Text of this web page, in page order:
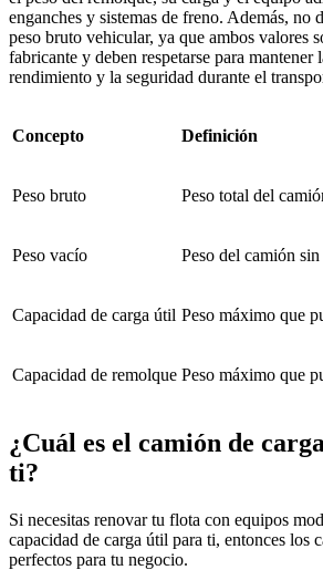
enganches y sistemas de freno. Además, no
peso bruto vehicular, ya que ambos valores
fabricante y deben respetarse para mantener
rendimiento y la seguridad durante el
Concepto Definición
Peso bruto Peso total del
Peso vacío Peso del camión
Capacidad de carga útil Peso máximo que
Capacidad de remolque Peso máximo que
¿Cuál es el camión de
ti?
Si necesitas renovar tu flota con equipos
capacidad de carga útil para ti, entonces los
perfectos para tu negocio.